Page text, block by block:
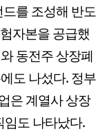
를 조성해 반도
자본을 공급했
동전주 상장폐
도 나섰다. 정부
은 계열사 상장
도 나타났다.